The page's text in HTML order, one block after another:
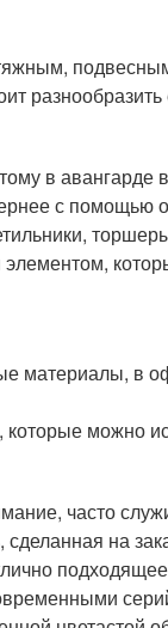
в авангарде
с помощью
материалы, в
которые можно
часто
на